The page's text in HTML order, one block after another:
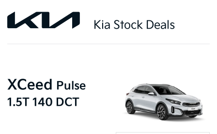
Kia Stock Deals
XCeed Pulse
1.5T 140 DCT